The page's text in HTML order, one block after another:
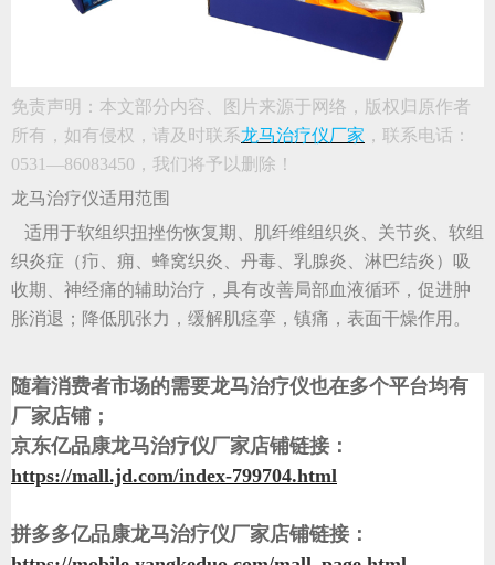
免责声明：本文部分内容、图片来源于网络，版权归原作者
所有，如有侵权，请及时联系龙马治疗仪厂家 ，联系电话：
0531—86083450，我们将予以删除！
龙马治疗仪适用范围
适用于软组织扭挫伤恢复期、肌纤维组织炎、关节炎、软组
织炎症（疖、痈、蜂窝织炎、丹毒、乳腺炎、淋巴结炎）吸
收期、神经痛的辅助治疗，具有改善局部血液循环，促进肿
胀消退；降低肌张力，缓解肌痉挛，镇痛，表面干燥作用。
随着消费者市场的需要龙马治疗仪也在多个平台均有
厂家店铺；
京东亿品康龙马治疗仪厂家店铺链接：
https://mall.jd.com/index-799704.html
拼多多亿品康龙马治疗仪厂家店铺链接：